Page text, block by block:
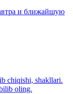
и ближайшую
chiqishi, shakllari.
oling.